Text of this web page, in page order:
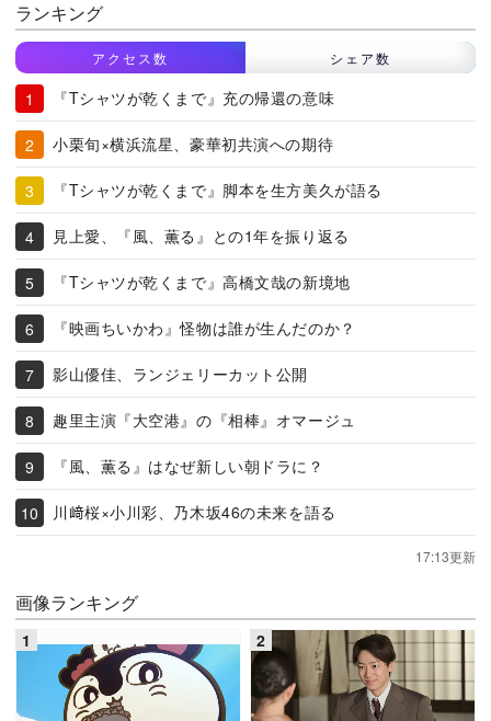
ランキング
アクセス数 シェア数
『Tシャツが乾くまで』充の帰還の意味
小栗旬×横浜流星、豪華初共演への期待
『Tシャツが乾くまで』脚本を生方美久が語る
見上愛、『風、薫る』との1年を振り返る
『Tシャツが乾くまで』高橋文哉の新境地
『映画ちいかわ』怪物は誰が生んだのか？
影山優佳、ランジェリーカット公開
趣里主演『大空港』の『相棒』オマージュ
『風、薫る』はなぜ新しい朝ドラに？
川﨑桜×小川彩、乃木坂46の未来を語る
17:13更新
画像ランキング